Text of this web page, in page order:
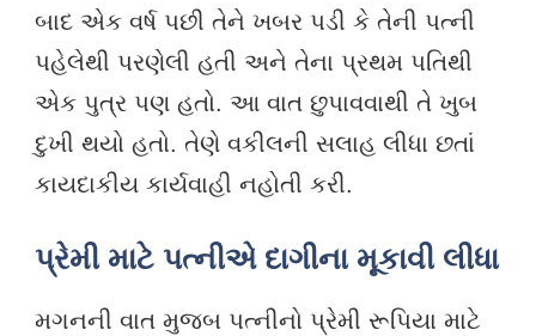
બાદ એક વર્ષ પછી તેને ખબર પડી કે તેની પત્ની
પહેલેથી પરણેલી હતી અને તેના પ્રથમ પતિથી
એક પુત્ર પણ હતો. આ વાત છુપાવવાથી તે ખુબ
દુખી થયો હતો. તેણે વકીલની સલાહ લીધા છતાં
કાયદાકીય કાર્યવાહી નહોતી કરી.
પ્રેમી માટે પત્નીએ દાગીના મૂકાવી લીધા
મગનની વાત મુજબ પત્નીનો પ્રેમી રૂપિયા માટે